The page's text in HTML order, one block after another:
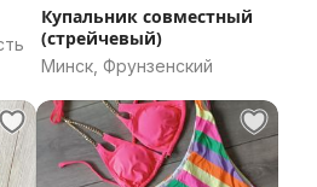
Купальник совместный
(стрейчевый)
Минск, Фрунзенский